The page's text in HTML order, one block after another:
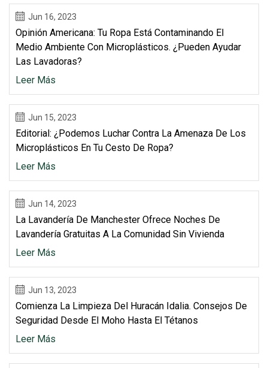
Jun 16, 2023
Opinión Americana: Tu Ropa Está Contaminando El
Medio Ambiente Con Microplásticos. ¿Pueden Ayudar
Las Lavadoras?
Leer Más
Jun 15, 2023
Editorial: ¿Podemos Luchar Contra La Amenaza De Los
Microplásticos En Tu Cesto De Ropa?
Leer Más
Jun 14, 2023
La Lavandería De Manchester Ofrece Noches De
Lavandería Gratuitas A La Comunidad Sin Vivienda
Leer Más
Jun 13, 2023
Comienza La Limpieza Del Huracán Idalia. Consejos De
Seguridad Desde El Moho Hasta El Tétanos
Leer Más